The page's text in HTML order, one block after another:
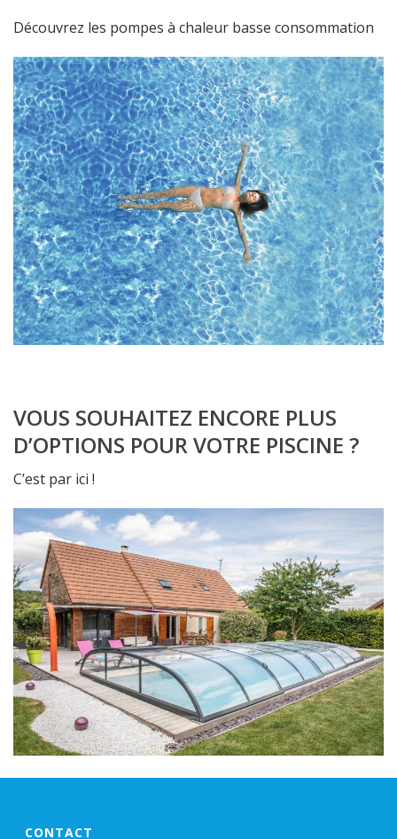
Découvrez les pompes à chaleur basse consommation
VOUS SOUHAITEZ ENCORE PLUS
D’OPTIONS POUR VOTRE PISCINE ?
C’est par ici !
CONTACT